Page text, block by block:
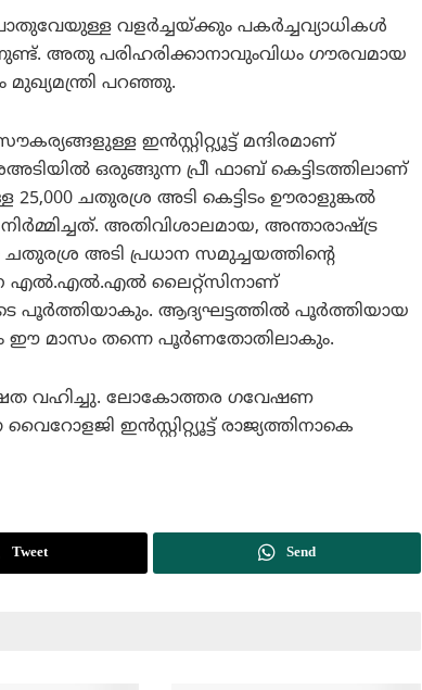
വളര്‍ച്ചയ്ക്കും പകര്‍ച്ചവ്യാധികള്‍
അതു പരിഹരിക്കാനാവുംവിധം ഗൗരവമായ
പറഞ്ഞു.
ഇന്‍സ്റ്റിറ്റ്യൂട്ട് മന്ദിരമാണ്
ഒരുങ്ങുന്ന പ്രീ ഫാബ് കെട്ടിടത്തിലാണ്
ചതുരശ്ര അടി കെട്ടിടം ഊരാളുങ്കല്‍
അതിവിശാലമായ, അന്താരാഷ്ട്ര
അടി പ്രധാന സമുച്ചയത്തിന്റെ
എല്‍.എല്‍.എല്‍ ലൈറ്റ്‌സിനാണ്
പൂര്‍ത്തിയാകും. ആദ്യഘട്ടത്തില്‍ പൂര്‍ത്തിയായ
ഈ മാസം തന്നെ പൂര്‍ണതോതിലാകും.
വഹിച്ചു. ലോകോത്തര ഗവേഷണ
ഇന്‍സ്റ്റിറ്റ്യൂട്ട് രാജ്യത്തിനാകെ
Tweet Send